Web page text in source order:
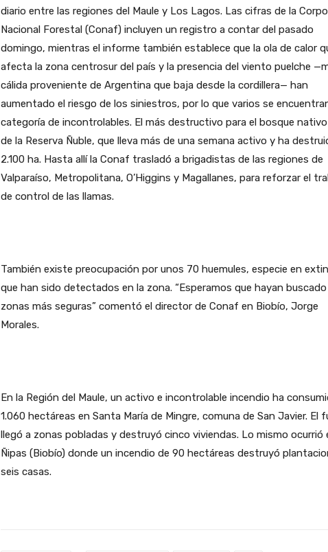
diario entre las regiones del Maule y Los Lagos. Las cifras de la
Nacional Forestal (Conaf) incluyen un registro a contar del pasado
domingo, mientras el informe también establece que la ola de calor
afecta la zona centrosur del país y la presencia del viento puelche
cálida proveniente de Argentina que baja desde la cordillera— han
aumentado el riesgo de los siniestros, por lo que varios se
categoría de incontrolables. El más destructivo para el bosque nativo
de la Reserva Ñuble, que lleva más de una semana activo y ha
2.100 ha. Hasta allí la Conaf trasladó a brigadistas de las regiones de
Valparaíso, Metropolitana, O’Higgins y Magallanes, para reforzar el
de control de las llamas.
También existe preocupación por unos 70 huemules, especie en
que han sido detectados en la zona. “Esperamos que hayan buscado
zonas más seguras” comentó el director de Conaf en Biobío, Jorge
Morales.
En la Región del Maule, un activo e incontrolable incendio ha
1.060 hectáreas en Santa María de Mingre, comuna de San Javier. El
llegó a zonas pobladas y destruyó cinco viviendas. Lo mismo ocurrió
Ñipas (Biobío) donde un incendio de 90 hectáreas destruyó
seis casas.